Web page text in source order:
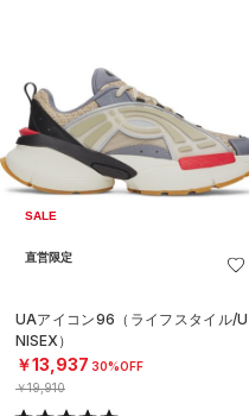
SALE
直営限定
UAアイコン96（ライフスタイル/U
NISEX）
￥13,937 30%OFF
￥19,910